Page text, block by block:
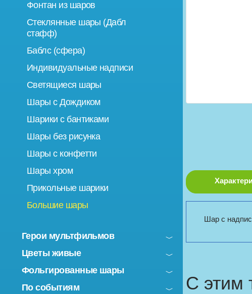
Фонтан из шаров
Стеклянные шары (Дабл
стафф)
Баблс (сфера)
Индивидуальные надписи
Светящиеся шары
Шары с Дождиком
Шарики с бантиками
Шары без рисунка
Шары с конфетти
Шары хром
Прикольные шарики
Большие шары
Герои мультфильмов
Цветы живые
Фольгированные шары
По событиям
Шар с
С этим